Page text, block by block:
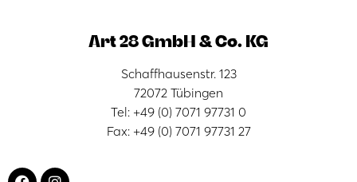
Art 28 GmbH & Co. KG
Schaffhausenstr. 123
72072 Tübingen
Tel: +49 (0) 7071 97731 0
Fax: +49 (0) 7071 97731 27